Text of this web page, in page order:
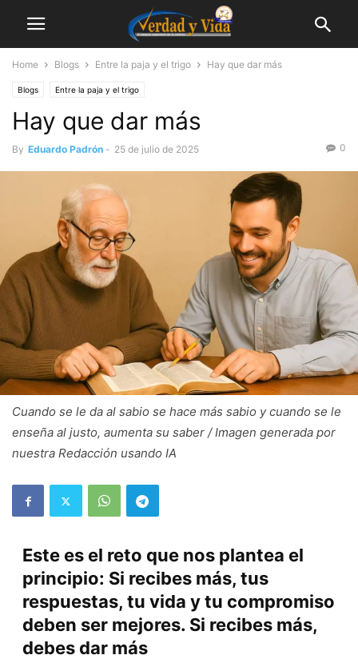
Home Blogs Entre la paja y el trigo Hay que dar más
Blogs Entre la paja y el trigo
Hay que dar más
By Eduardo Padrón - 25 de julio de 2025 0
Cuando se le da al sabio se hace más sabio y cuando se le
enseña al justo, aumenta su saber / Imagen generada por
nuestra Redacción usando IA
Este es el reto que nos plantea el
principio: Si recibes más, tus
respuestas, tu vida y tu compromiso
deben ser mejores. Si recibes más,
debes dar más